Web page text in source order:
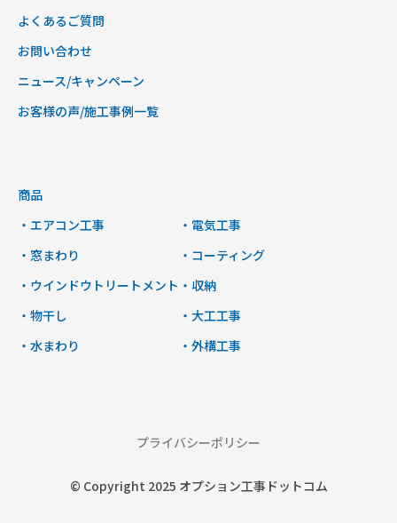
よくあるご質問
お問い合わせ
ニュース/キャンペーン
お客様の声/施工事例一覧
商品
・エアコン工事
・窓まわり
・ウインドウトリートメント
・物干し
・水まわり
・電気工事
・コーティング
・収納
・大工工事
・外構工事
プライバシーポリシー
© Copyright 2025 オプション工事ドットコム